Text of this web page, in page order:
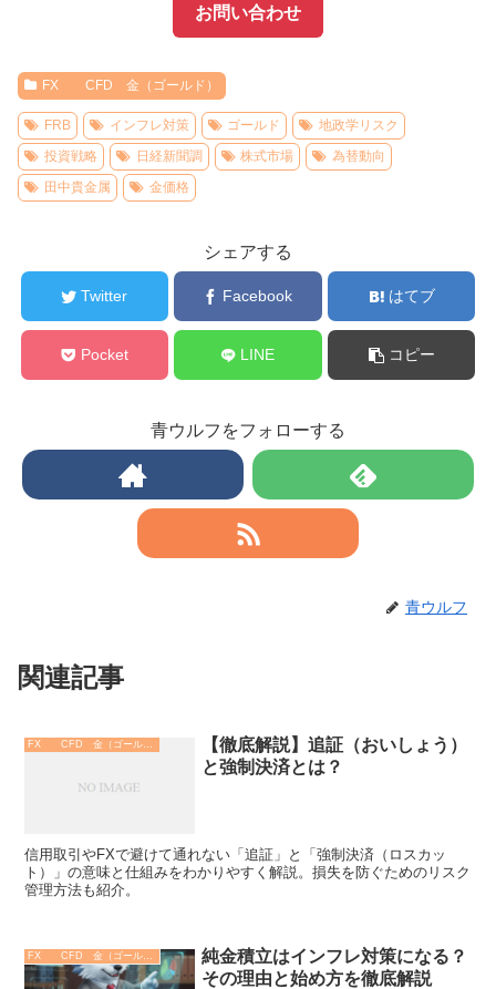
お問い合わせ
FX CFD 金（ゴールド）
FRB インフレ対策 ゴールド
地政学リスク
投資戦略
日経新聞調 株式市場
為替動向
田中貴金属
金価格
シェアする
Twitter Facebook はてブ
Pocket LINE コピー
青ウルフをフォローする
青ウルフ
関連記事
FX CFD 金（ゴールド）
【徹底解説】追証（おいしょう）
と強制決済とは？
信用取引やFXで避けて通れない「追証」と「強制決済（ロスカッ
ト）」の意味と仕組みをわかりやすく解説。損失を防ぐためのリスク
管理方法も紹介。
純金積立はインフレ対策になる？
その理由と始め方を徹底解説